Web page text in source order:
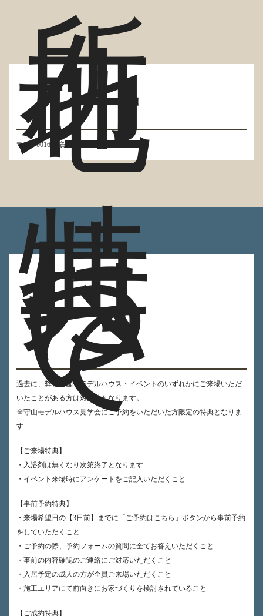
所
在
地
〒524-0016 滋賀県守山市荒見町317-10
特
典
に
つ
い
て
過去に、弊社店舗・モデルハウス・イベントのいずれかにご来場いただ
いたことがある方は対象外となります。
※守山モデルハウス見学会にご予約をいただいた方限定の特典となりま
す
【ご来場特典】
・入浴剤は無くなり次第終了となります
・イベント来場時にアンケートをご記入いただくこと
【事前予約特典】
・来場希望日の【3日前】までに「ご予約はこちら」ボタンから事前予約
をしていただくこと
・ご予約の際、予約フォームの質問に全てお答えいただくこと
・事前の内容確認のご連絡にご対応いただくこと
・入居予定の成人の方が全員ご来場いただくこと
・施工エリアにて前向きにお家づくりを検討されていること
【ご成約特典】